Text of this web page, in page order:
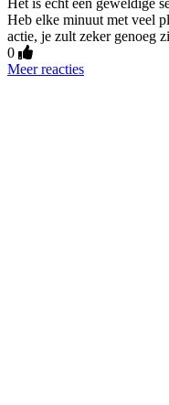
Het is echt een geweldige
Heb elke minuut met veel
actie, je zult zeker genoeg
0
Meer reacties